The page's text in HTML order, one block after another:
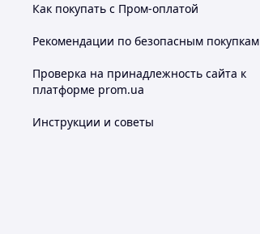
Как покупать с Пром-оплатой
Рекомендации по безопасным покупкам
Проверка на принадлежность сайта к
платформе prom.ua
Инструкции и советы